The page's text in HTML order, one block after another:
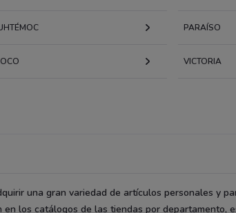
PARAÍSO
VICTORIA
una gran variedad de artículos personales y
en los catálogos de las tiendas por departamento,